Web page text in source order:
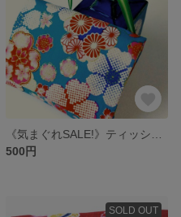
500円
SOLD OUT